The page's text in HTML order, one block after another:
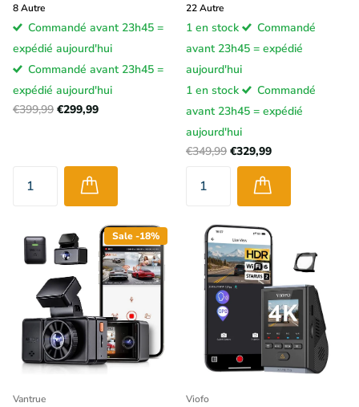
8Autre
Commandé avant 23h45 =
expédié aujourd'hui
Commandé avant 23h45 =
expédié aujourd'hui
€399,99 €299,99
22Autre
1 en stock
Commandé
avant 23h45 = expédié
aujourd'hui
1 en stock
Commandé
avant 23h45 = expédié
aujourd'hui
€349,99 €329,99
Sale -18%
Vantrue Viofo